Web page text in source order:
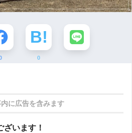
0
に広告を含みます
います！